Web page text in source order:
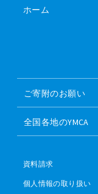
ホーム
ご寄附のお願い
全国各地のYMCA
資料請求
個人情報の取り扱い